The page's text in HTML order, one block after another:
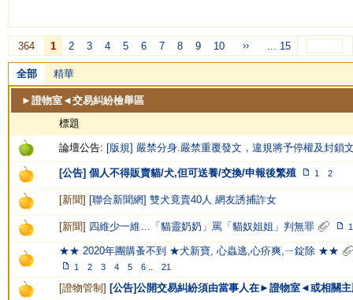
364 1 2 3 4 5 6 7 8 9 10 ›› ... 15
全部 精華
►證物室◄交易糾紛檢舉區
標題
論壇公告: [版規] 嚴禁分身.嚴禁重覆發文，違規將予停權及封鎖
[公告] 個人不得販賣貓/犬,但可送養/交換/申報後繁殖 1 2
[新聞] [聯合新聞網] 雙犬竟賣40人 網友誘捕詐女
[新聞] 四維少一維…「貓靈奶奶」罵「貓奴姐姐」判無罪 1
★★ 2020年團購蚤不到 ★犬新寶, 心蟲逃,心疥爽,ㄧ錠除 ★★
1 2 3 4 5 6.. 21
[證物管制 ] [公告]公開交易糾紛須由當事人在►證物室◄或相關主